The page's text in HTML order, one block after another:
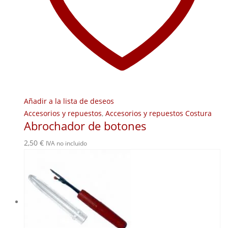
Añadir a la lista de deseos
Accesorios y repuestos, Accesorios y repuestos Costura
Abrochador de botones
2,50 € IVA no incluido